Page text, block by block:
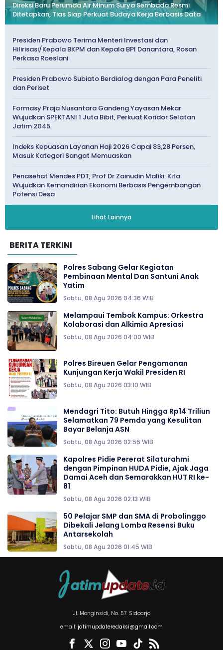
Direksi Baru Perumda Air Minum Surya Sembada Resmi
Ditetapkan, Tias Siap Perkuat Budaya Kerja Berbasis Data
Presiden Prabowo Terima Menteri Investasi dan
Hilirisasi/Kepala BKPM dan Kepala BPI Danantara, Rosan
Perkasa Roeslani
Presiden Prabowo Subiato Berdialog dengan Para Peneliti
dan Periset
Formasy Praja Nusantara Gandeng Yayasan Mekar
Wujudkan SPEKTANI 1 Juta Bibit, Perkuat Koridor Selatan
Jatim 2045
Indeks Kepuasan Layanan Haji 2026 Capai 83,28 Persen,
Masuk Kategori Sangat Memuaskan
Penasehat Mendes PDT, Prof Dr Zainudin Maliki: Kita
Wujudkan Kemandirian Ekonomi Berbasis Pengembangan
Potensi Desa
Lihat Lainnya
BERITA TERKINI
Polres Sabang Gelar Kegiatan
Pembinaan Mental Dan Santuni Anak
Yatim
Sabtu, 08 Agu 2026 04:36 WIB
Melampaui Tembok Kampus: Orkestra
Kolaborasi dan Alkimia Apresiasi
Sabtu, 08 Agu 2026 04:00 WIB
Polres Bireuen Gelar Pengamanan
Kunjungan Kerja Wakil Presiden RI
Sabtu, 08 Agu 2026 03:10 WIB
Mendagri Tito: Butuh Hingga Rp14 Triliun
Selamatkan 79 Pemda yang Kesulitan
Bayar Belanja ASN
Sabtu, 08 Agu 2026 02:56 WIB
‎‎Kapolres Pidie Pererat Silaturahmi
dengan Pimpinan HUDA Pidie, Ajak Jaga
Damai Aceh dan Semarakkan HUT RI ke-
81
Sabtu, 08 Agu 2026 02:13 WIB
50 Pelajar SMP dan SMA di Probolinggo
Dibekali Jelang Lomba Resensi Buku
Antarsekolah
Sabtu, 08 Agu 2026 01:45 WIB
Jl. Monginsidi, No. 57. Sidoarjo
email: jatimupdateredaksi@gmail.com